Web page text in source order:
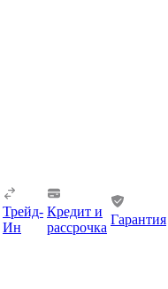
Трейд-
Ин
Кредит и
рассрочка
Гарантия